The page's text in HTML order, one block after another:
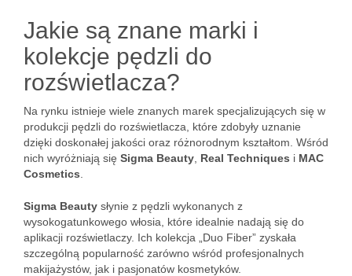
Jakie są znane marki i
kolekcje pędzli do
rozświetlacza?
Na rynku istnieje wiele znanych marek specjalizujących się w
produkcji pędzli do rozświetlacza, które zdobyły uznanie
dzięki doskonałej jakości oraz różnorodnym kształtom. Wśród
nich wyróżniają się Sigma Beauty Real Techniques i MAC
Cosmetics
Sigma Beauty słynie z pędzli wykonanych z
wysokogatunkowego włosia, które idealnie nadają się do
aplikacji rozświetlaczy. Ich kolekcja „Duo Fiber” zyskała
szczególną popularność zarówno wśród profesjonalnych
makijażystów, jak i pasjonatów kosmetyków.